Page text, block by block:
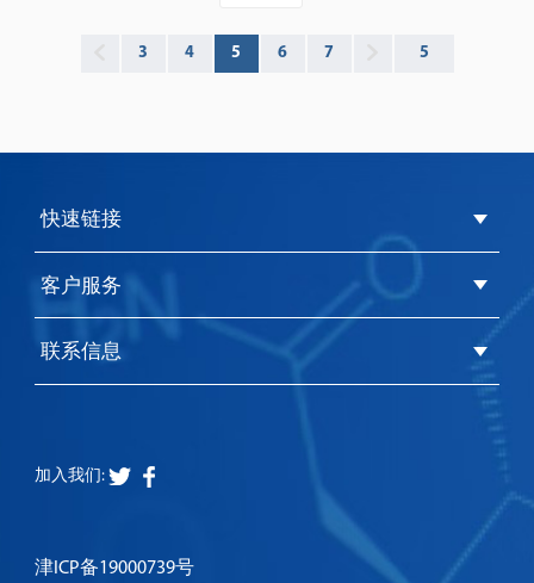
3 4 5 6 7
快速链接
客户服务
联系信息
加入我们:
津ICP备19000739号